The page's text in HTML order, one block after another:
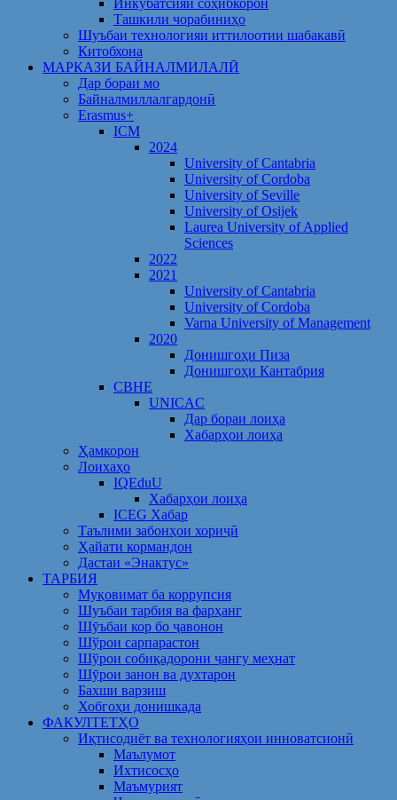
Инкубатсияи соҳибкорон
Ташкили чорабиниҳо
Шуъбаи технологияи иттилоотии шабакавӣ
Китобхона
МАРКАЗИ БАЙНАЛМИЛАЛӢ
Дар бораи мо
Байналмиллалгардонӣ
Erasmus+
ICM
2024
University of Cantabria
University of Cordoba
University of Seville
University of Osijek
Laurea University of Applied
Sciences
2022
2021
University of Cantabria
University of Cordoba
Varna University of Management
2020
Донишгоҳи Пиза
Донишгоҳи Кантабрия
CBHE
UNICAC
Дар бораи лоиҳа
Хабарҳои лоиҳа
Ҳамкорон
Лоихаҳо
IQEduU
Хабарҳои лоиҳа
ICEG Хабар
Таълими забонҳои хориҷӣ
Ҳайати кормандон
Дастаи «Энактус»
ТАРБИЯ
Муқовимат ба коррупсия
Шуъбаи тарбия ва фарҳанг
Шӯъбаи кор бо ҷавонон
Шўрои сарпарастон
Шўрои собиқадорони ҷангу меҳнат
Шӯрои занон ва духтарон
Бахши варзиш
Хобгоҳи донишкада
ФАКУЛТЕТҲО
Иқтисодиёт ва технологияҳои инноватсионӣ
Маълумот
Ихтисосҳо
Маъмурият